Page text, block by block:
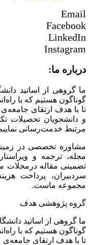
Email
Facebook
LinkedIn
Instagram
درباره ما:
ما گروهی از اساتید
گوناگون هستیم که با
تا با هدف ارتقای
و دانشجویان تحصیلات
مرتبط خدمت‌رسانی
مشاوره تخصصی در
مجله، ترجمه و
تضمینی مقاله درمجلات
سردبیران، پرداخت
مجموعه ماست.
گروه پژوهشی هدف
ما گروهی از اساتید
گوناگون هستیم که با
تا با هدف ارتقای